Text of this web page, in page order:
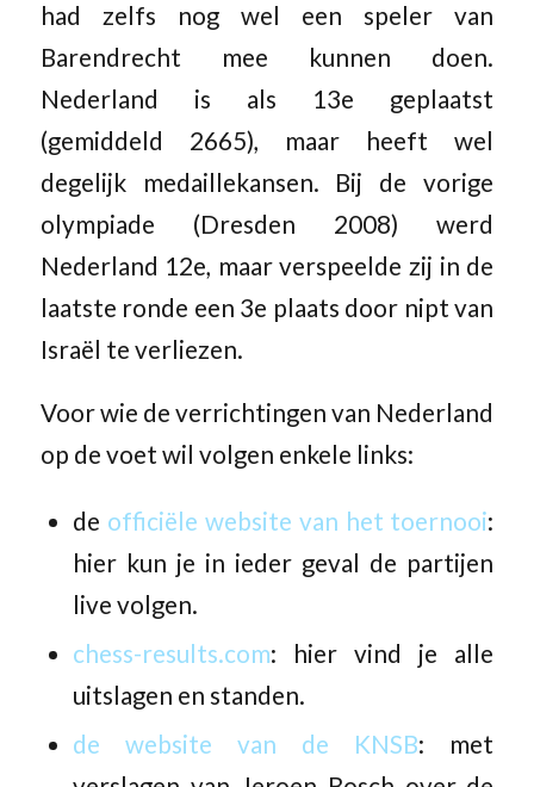
had zelfs nog wel een speler van
Barendrecht mee kunnen doen.
Nederland is als 13e geplaatst
(gemiddeld 2665), maar heeft wel
degelijk medaillekansen. Bij de vorige
olympiade (Dresden 2008) werd
Nederland 12e, maar verspeelde zij in de
laatste ronde een 3e plaats door nipt van
Israël te verliezen.
Voor wie de verrichtingen van Nederland
op de voet wil volgen enkele links:
de officiële website van het toernooi:
hier kun je in ieder geval de partijen
live volgen.
chess-results.com: hier vind je alle
uitslagen en standen.
de website van de KNSB: met